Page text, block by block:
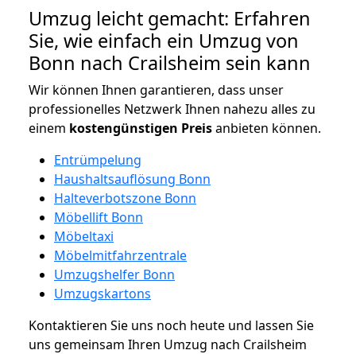
Umzug leicht gemacht: Erfahren
Sie, wie einfach ein Umzug von
Bonn nach Crailsheim sein kann
Wir können Ihnen garantieren, dass unser
professionelles Netzwerk Ihnen nahezu alles zu
einem kostengünstigen Preisanbieten können.
Entrümpelung
Haushaltsauflösung Bonn
Halteverbotszone Bonn
Möbellift Bonn
Möbeltaxi
Möbelmitfahrzentrale
Umzugshelfer Bonn
Umzugskartons
Kontaktieren Sie uns noch heute und lassen Sie
uns gemeinsam Ihren Umzug nach Crailsheim